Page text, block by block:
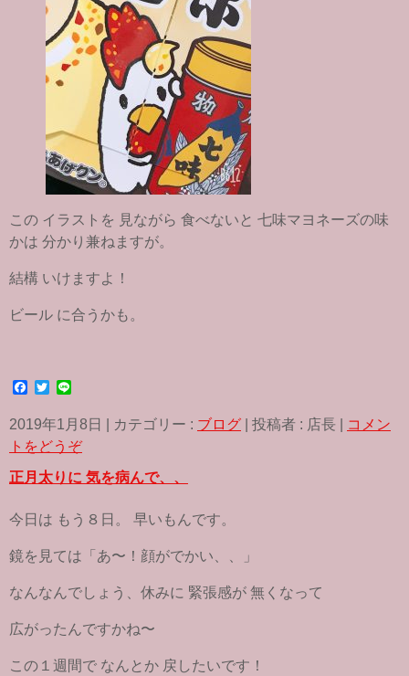
この イラストを 見ながら 食べないと 七味マヨネーズの味
かは 分かり兼ねますが。
結構 いけますよ！
ビール に合うかも。
c
e
b
o
k
T
i
t
t
r
n
e
2019年1月8日 カテゴリー : ブログ 投稿者 : 店長
コメン
トをどうぞ
正月太りに 気を病んで、、
今日は もう８日。 早いもんです。
鏡を見ては「あ〜！顔がでかい、、」
なんなんでしょう、休みに 緊張感が 無くなって
広がったんですかね〜
この１週間で なんとか 戻したいです！